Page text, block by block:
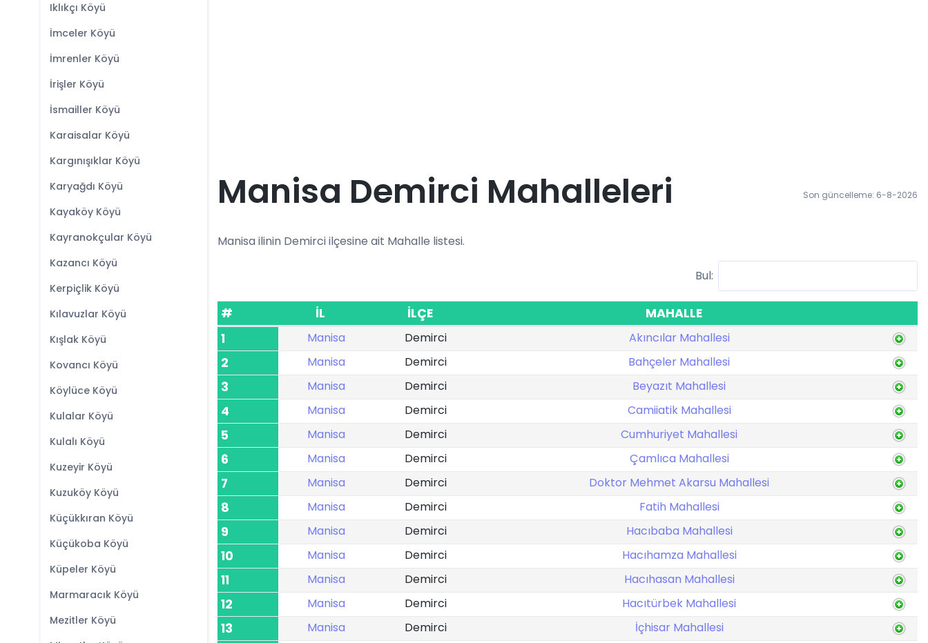
Iklıkçı Köyü
İmceler Köyü
İmrenler Köyü
İrişler Köyü
İsmailler Köyü
Karaisalar Köyü
Kargınışıklar Köyü
Karyağdı Köyü
Kayaköy Köyü
Kayranokçular Köyü
Kazancı Köyü
Kerpiçlik Köyü
Kılavuzlar Köyü
Kışlak Köyü
Kovancı Köyü
Köylüce Köyü
Kulalar Köyü
Kulalı Köyü
Kuzeyir Köyü
Kuzuköy Köyü
Küçükkıran Köyü
Küçükoba Köyü
Küpeler Köyü
Marmaracık Köyü
Mezitler Köyü
Manisa Demirci Mahalleleri Son güncelleme: 6-8-2026
Manisa ilinin Demirci ilçesine ait Mahalle listesi.
Bul:
# İL İLÇE
MAHALLE
1
Manisa Demirci Akıncılar Mahallesi
2 Manisa Demirci Bahçeler Mahallesi
3 Manisa Demirci Beyazıt Mahallesi
4 Manisa Demirci Camiiatik Mahallesi
5 Manisa Demirci Cumhuriyet Mahallesi
6 Manisa Demirci Çamlıca Mahallesi
7 Manisa Demirci Doktor Mehmet Akarsu Mahallesi
8 Manisa Demirci Fatih Mahallesi
9 Manisa Demirci Hacıbaba Mahallesi
10 Manisa Demirci Hacıhamza Mahallesi
11 Manisa Demirci Hacıhasan Mahallesi
12 Manisa Demirci Hacıtürbek Mahallesi
13 Manisa Demirci İçhisar Mahallesi